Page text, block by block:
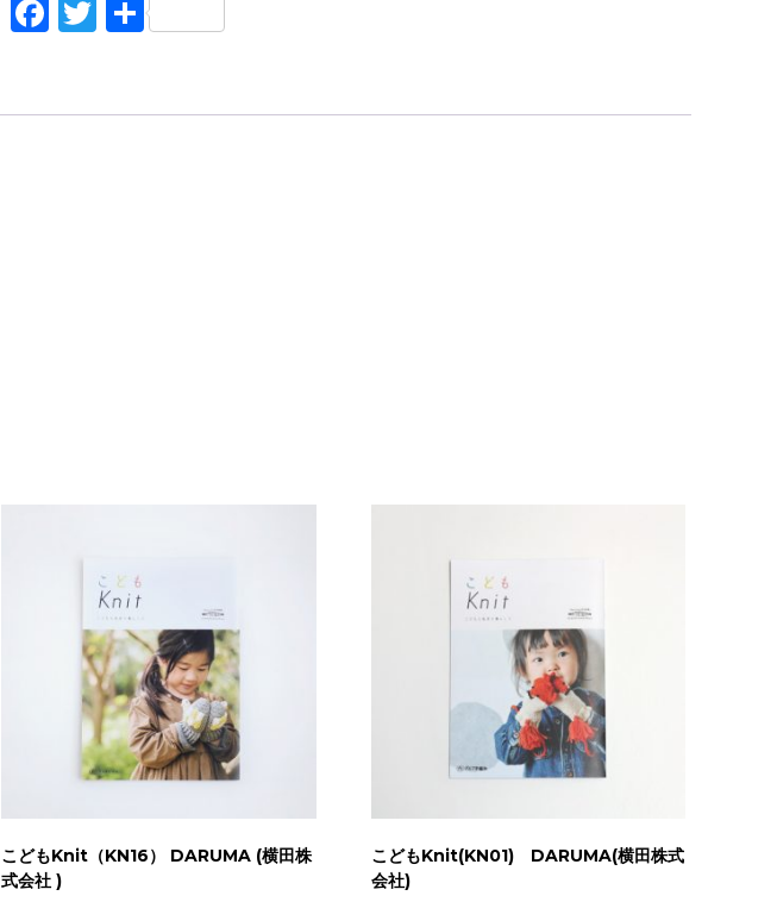
こ
れ
F
e
T
te
共
こどもKnit（KN16） DARUMA (横田株
式会社 )
こどもKnit(KN01) DARUMA(横田株式
会社)